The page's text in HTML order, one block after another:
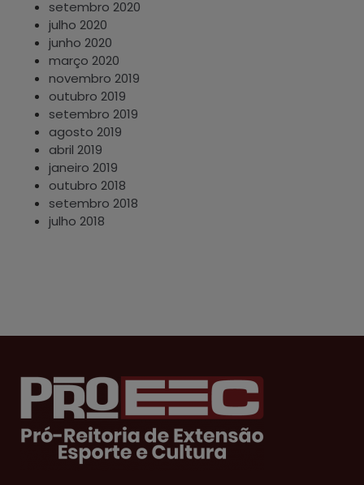
setembro 2020
julho 2020
junho 2020
março 2020
novembro 2019
outubro 2019
setembro 2019
agosto 2019
abril 2019
janeiro 2019
outubro 2018
setembro 2018
julho 2018